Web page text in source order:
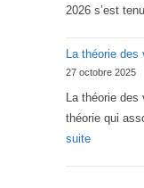
2026 s’est
La théorie des
27 octobre 2025
La théorie des
théorie qui
suite: